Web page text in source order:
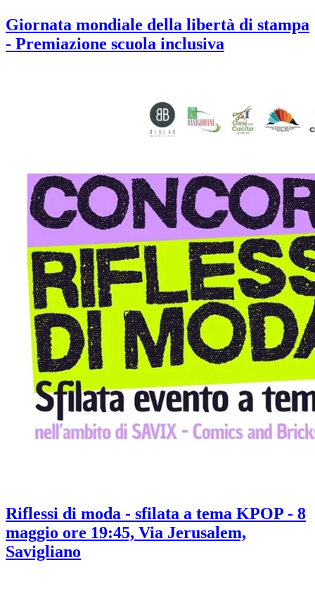
Giornata mondiale della libertà di stampa
- Premiazione scuola inclusiva
Riflessi di moda - sfilata a tema KPOP - 8
maggio ore 19:45, Via Jerusalem,
Savigliano